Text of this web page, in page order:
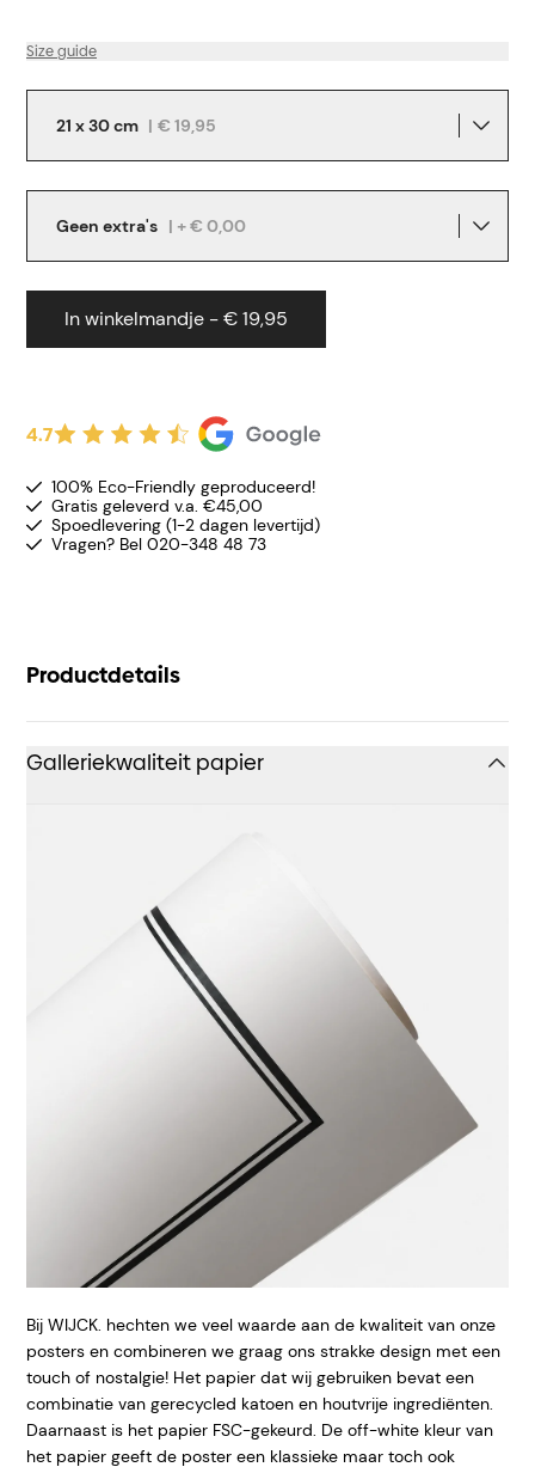
Size guide
21 x 30 cm | € 19,95
Geen extra's | + € 0,00
In winkelmandje - € 19,95
4.7
100% Eco-Friendly geproduceerd!
Gratis geleverd v.a. €45,00
Spoedlevering (1-2 dagen levertijd)
Vragen? Bel 020-348 48 73
Productdetails
Galleriekwaliteit papier
Bij WIJCK. hechten we veel waarde aan de kwaliteit van onze
posters en combineren we graag ons strakke design met een
touch of nostalgie! Het papier dat wij gebruiken bevat een
combinatie van gerecycled katoen en houtvrije ingrediënten.
Daarnaast is het papier FSC-gekeurd. De off-white kleur van
het papier geeft de poster een klassieke maar toch ook